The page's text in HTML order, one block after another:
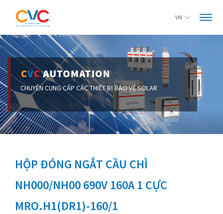
VN
HỘP ĐÓNG NGẮT CẦU CHÌ
NH000/NH00 690V 160A 1 CỰC
MRO.H1(DR1)-160/1